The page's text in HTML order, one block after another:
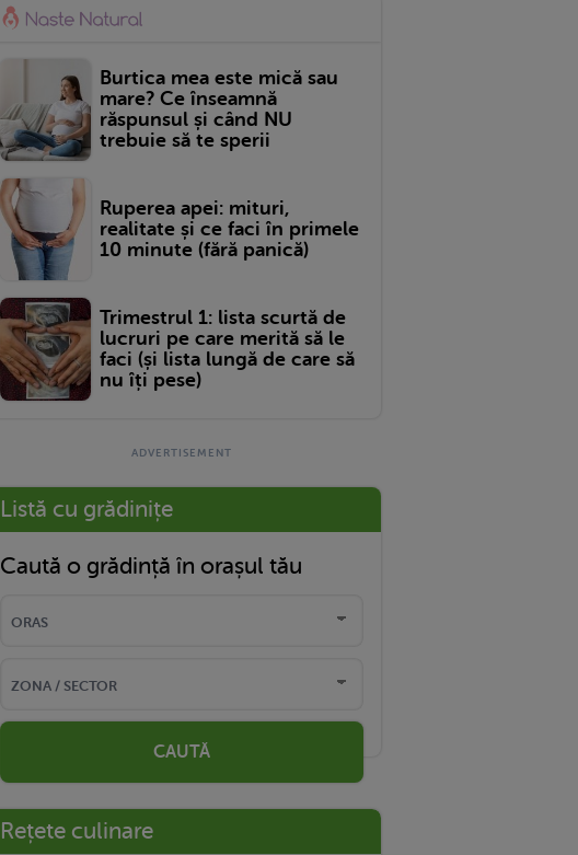
Burtica mea este mică sau
mare? Ce înseamnă
răspunsul și când NU
trebuie să te sperii
Ruperea apei: mituri,
realitate și ce faci în primele
10 minute (fără panică)
Trimestrul 1: lista scurtă de
lucruri pe care merită să le
faci (și lista lungă de care să
nu îți pese)
Listă cu grădinițe
Caută o grădință în orașul tău
CAUTĂ
Rețete culinare